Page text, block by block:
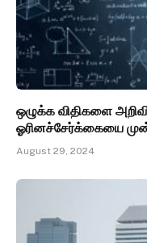
ஒழுக்க விதிகளை
ஓரினச்சேர்க்கையை
August 29, 2024